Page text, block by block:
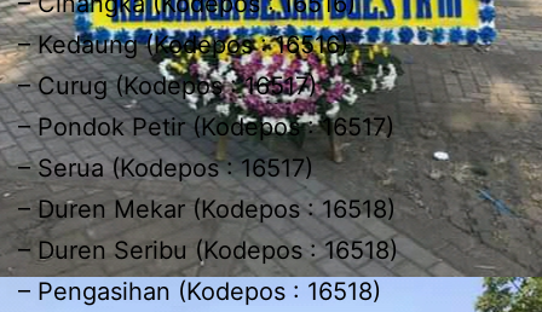
– Kedaung (Kodepos : 16516)
– Curug (Kodepos : 16517)
– Pondok Petir (Kodepos : 16517)
– Serua (Kodepos : 16517)
– Duren Mekar (Kodepos : 16518)
– Duren Seribu (Kodepos : 16518)
– Pengasihan (Kodepos : 16518)